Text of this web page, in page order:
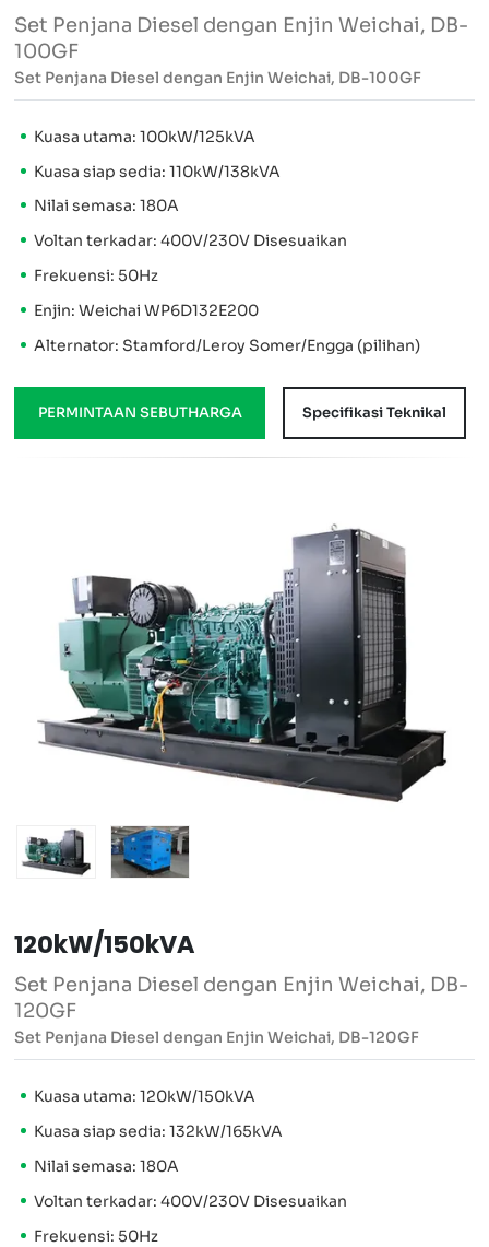
Set Penjana Diesel dengan Enjin Weichai, DB-
100GF
Set Penjana Diesel dengan Enjin Weichai, DB-100GF
Kuasa utama: 100kW/125kVA
Kuasa siap sedia: 110kW/138kVA
Nilai semasa: 180A
Voltan terkadar: 400V/230V Disesuaikan
Frekuensi: 50Hz
Enjin: Weichai WP6D132E200
Alternator: Stamford/Leroy Somer/Engga (pilihan)
PERMINTAAN SEBUTHARGA Specifikasi Teknikal
120kW/150kVA
Set Penjana Diesel dengan Enjin Weichai, DB-
120GF
Set Penjana Diesel dengan Enjin Weichai, DB-120GF
Kuasa utama: 120kW/150kVA
Kuasa siap sedia: 132kW/165kVA
Nilai semasa: 180A
Voltan terkadar: 400V/230V Disesuaikan
Frekuensi: 50Hz